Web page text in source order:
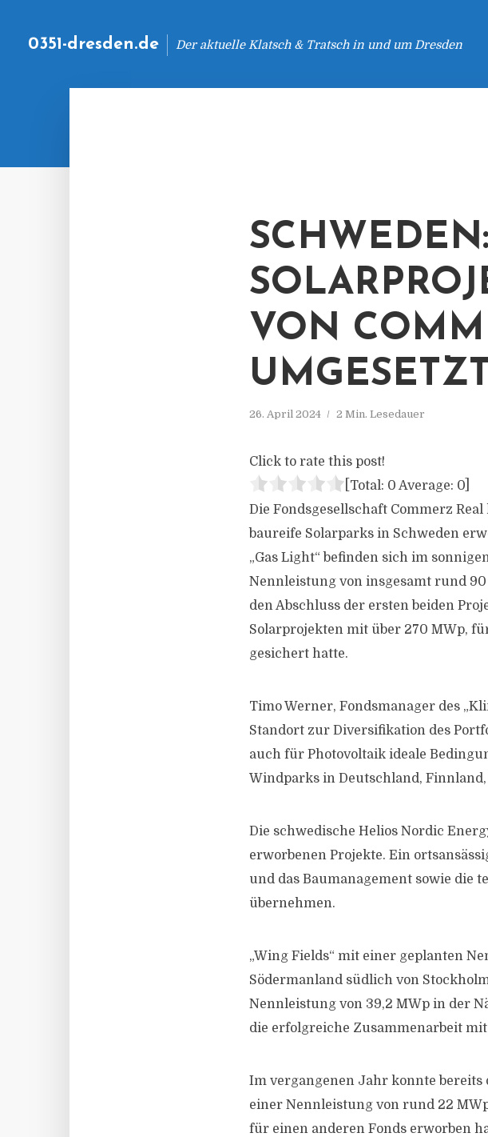
0351-dresden.de Der aktuelle Klatsch & Tratsch in und um Dresden
SCHWEDEN:
VON
26. April 2024 2 Min. Lesedauer
Click to rate this post!
[Total: 0 Average: 0
Die Fondsgesellschaft Commerz
baureife Solarparks in Schweden
„Gas Light“ befinden sich im
Nennleistung von insgesamt rund
den Abschluss der ersten beiden
Solarprojekten mit über 270 MWp,
gesichert hatte.
Timo Werner, Fondsmanager des
Standort zur Diversifikation des
auch für Photovoltaik ideale
Windparks in Deutschland,
Die schwedische Helios Nordic
erworbenen Projekte. Ein
und das Baumanagement sowie die
übernehmen.
„Wing Fields“ mit einer geplanten
Södermanland südlich von
Nennleistung von 39,2 MWp in der
die erfolgreiche Zusammenarbeit
Im vergangenen Jahr konnte
einer Nennleistung von rund 22
für einen anderen Fonds erworben